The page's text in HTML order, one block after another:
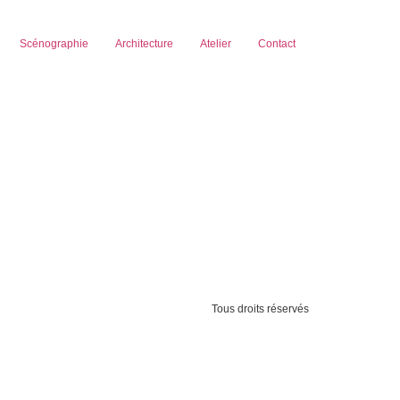
Scénographie Architecture Atelier Contact
Tous droits réservés